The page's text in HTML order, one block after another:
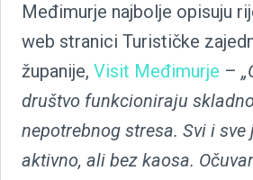
Međimurje najbolje opisuju
web stranici Turističke
županije,Visit Međimurje –
društvo funkcioniraju
nepotrebnog stresa. Svi i sve
aktivno, ali bez kaosa.